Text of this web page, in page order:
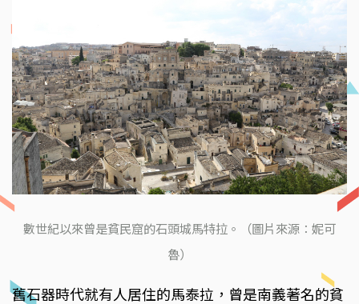
數世紀以來曾是貧民窟的石頭城馬特拉。（圖片來源：妮可
魯）
舊石器時代就有人居住的馬泰拉，曾是南義著名的貧